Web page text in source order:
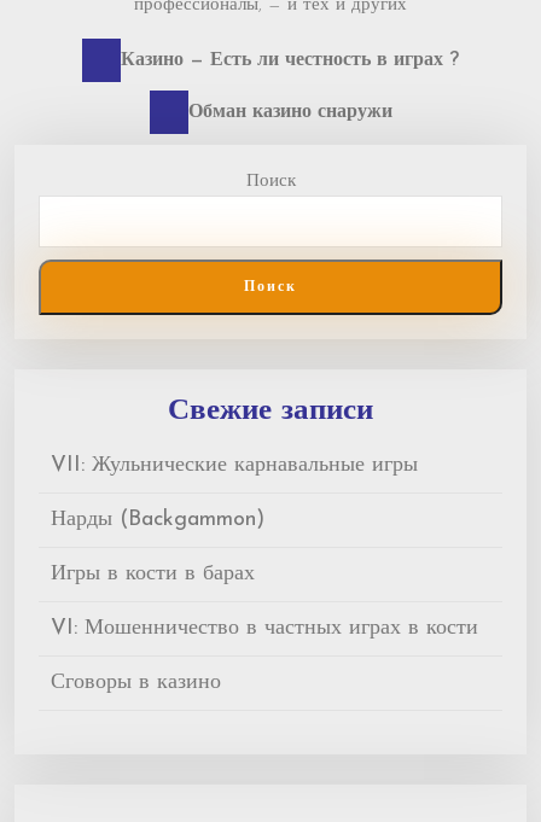
профессионалы, — и тех и других
Навигация
Previous
Казино — Есть ли честность в играх ?
Next
Обман казино снаружи
Поиск
Поиск
Свежие записи
VII: Жульнические карнавальные игры
Нарды (Backgammon)
Игры в кости в барах
VI: Мошенничество в частных играх в кости
Сговоры в казино